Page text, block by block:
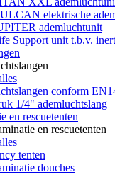
elektrische
ademluchtunit
Support unit t.b.v.
conform
1/4" ademluchtslang
en rescuetenten
en rescuetenten
tenten
douches